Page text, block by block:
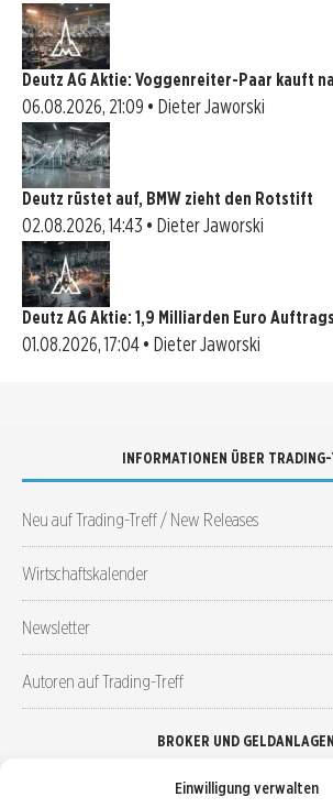
Einwilligung verwalten
Deutz AG Aktie: Voggenreiter-Paar kauft
06.08.2026, 21:09 • Dieter Jaworski
Deutz rüstet auf, BMW zieht den Rotstift
02.08.2026, 14:43 • Dieter Jaworski
Deutz AG Aktie: 1,9 Milliarden Euro
01.08.2026, 17:04 • Dieter Jaworski
INFORMATIONEN ÜBER
Neu auf Trading-Treff / New Releases
Wirtschaftskalender
Newsletter
Autoren auf Trading-Treff
BROKER UND GELDANLAGEN